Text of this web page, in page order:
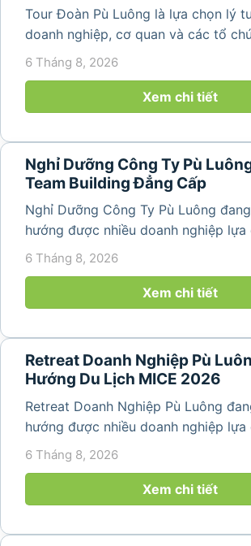
Tour Đoàn Pù Luông là lựa chọn lý
doanh nghiệp, cơ quan và các tổ
hợp nghỉ dưỡng, tham quan và tổ
động gắn kết tập thể. Với cảnh quan
nguyên sơ, không khí...
6 Tháng 8, 2026
Xem chi tiết
Nghỉ Dưỡng Công Ty Pù
Team Building Đẳng Cấp
Nghỉ Dưỡng Công Ty Pù Luông
hướng được nhiều doanh nghiệp lựa
hợp giữa nghỉ ngơi, tái tạo năng
lịch đơn thuần, nhiều công ty...
6 Tháng 8, 2026
Xem chi tiết
Retreat Doanh Nghiệp Pù
Hướng Du Lịch MICE 2026
Retreat Doanh Nghiệp Pù Luông
hướng được nhiều doanh nghiệp
năm 2026 khi nhu cầu kết hợp nghỉ
họp và gắn kết đội ngũ ngày càng
mang đến khoảng thời gian thư giãn...
6 Tháng 8, 2026
Xem chi tiết